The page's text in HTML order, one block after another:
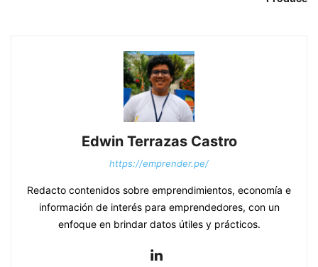
Edwin Terrazas Castro
https://emprender.pe/
Redacto contenidos sobre emprendimientos, economía e
información de interés para emprendedores, con un
enfoque en brindar datos útiles y prácticos.